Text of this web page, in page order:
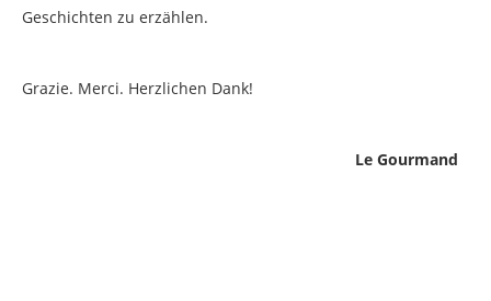
Geschichten zu erzählen.
Grazie. Merci. Herzlichen Dank!
Le Gourmand